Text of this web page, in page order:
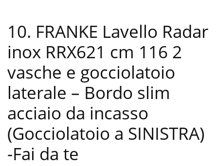
10. FRANKE Lavello Radar
inox RRX621 cm 116 2
vasche e gocciolatoio
laterale – Bordo slim
acciaio da incasso
(Gocciolatoio a SINISTRA)
-Fai da te